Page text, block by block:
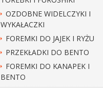
OZDOBNE WIDELCZYKI I
WYKAŁACZKI
FOREMKI DO JAJEK I RYŻU
PRZEKŁADKI DO BENTO
FOREMKI DO KANAPEK I
BENTO